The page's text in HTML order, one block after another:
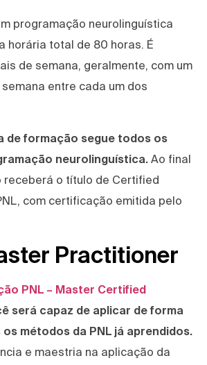
programação neurolinguística
horária total de 80 horas. É
de semana, geralmente, com um
entre cada um dos
de formação segue todos os
neurolinguística. Ao final
receberá o título de Certified
com certificação emitida pelo
Practitioner
PNL – Master Certified
será capaz de aplicar de forma
métodos da PNL já aprendidos.
e maestria na aplicação da